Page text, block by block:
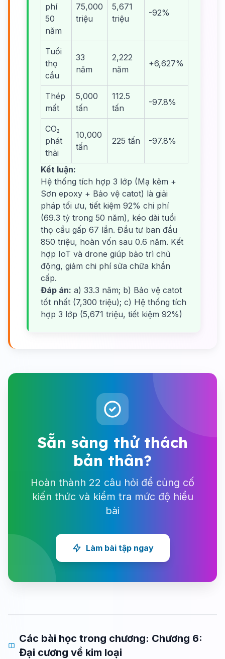
phí
50
năm
75,000
triệu
5,671
triệu
-92%
Tuổi
thọ
cầu
33
năm
2,222
năm
+6,627%
Thép
mất
5,000
tấn
112.5
tấn
-97.8%
CO₂
phát
thải
10,000
tấn
225 tấn -97.8%
Kết luận:
Hệ thống tích hợp 3 lớp (Mạ kẽm +
Sơn epoxy + Bảo vệ catot) là giải
pháp tối ưu, tiết kiệm 92% chi phí
(69.3 tỷ trong 50 năm), kéo dài tuổi
thọ cầu gấp 67 lần. Đầu tư ban đầu
850 triệu, hoàn vốn sau 0.6 năm. Kết
hợp IoT và drone giúp bảo trì chủ
động, giảm chi phí sửa chữa khẩn
cấp.
Đáp án: a) 33.3 năm; b) Bảo vệ catot
tốt nhất (7,300 triệu); c) Hệ thống tích
hợp 3 lớp (5,671 triệu, tiết kiệm 92%)
Sẵn sàng thử thách
bản thân?
Hoàn thành 22 câu hỏi để củng cố
kiến thức và kiểm tra mức độ hiểu
bài
Làm bài tập ngay
Các bài học trong chương: Chương 6:
Đại cương về kim loại